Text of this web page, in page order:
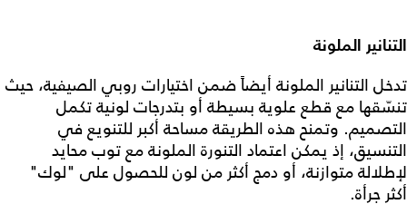
التنانير الملونة
تدخل التنانير الملونة أيضاً ضمن اختيارات روبي الصيفية، حيث
تنسّقها مع قطع علوية بسيطة أو بتدرجات لونية تكمل
التصميم. وتمنح هذه الطريقة مساحة أكبر للتنويع في
التنسيق، إذ يمكن اعتماد التنورة الملونة مع توب محايد
لإطلالة متوازنة، أو دمج أكثر من لون للحصول على "لوك"
أكثر جرأة.